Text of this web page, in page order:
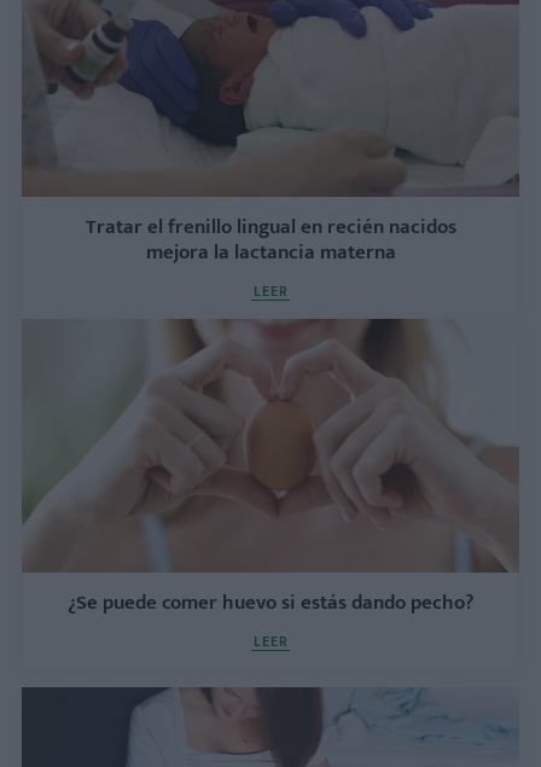
Tratar el frenillo lingual en recién nacidos
mejora la lactancia materna
LEER
¿Se puede comer huevo si estás dando pecho?
LEER